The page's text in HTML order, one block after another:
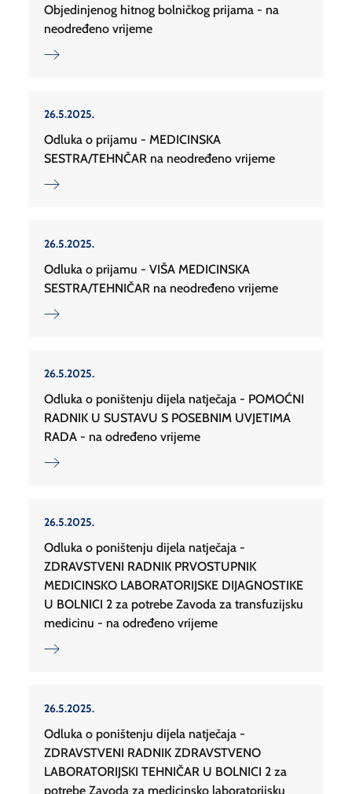
Objedinjenog hitnog bolničkog prijama - na
neodređeno vrijeme
26.5.2025.
Odluka o prijamu - MEDICINSKA
SESTRA/TEHNČAR na neodređeno vrijeme
26.5.2025.
Odluka o prijamu - VIŠA MEDICINSKA
SESTRA/TEHNIČAR na neodređeno vrijeme
26.5.2025.
Odluka o poništenju dijela natječaja - POMOĆNI
RADNIK U SUSTAVU S POSEBNIM UVJETIMA
RADA - na određeno vrijeme
26.5.2025.
Odluka o poništenju dijela natječaja -
ZDRAVSTVENI RADNIK PRVOSTUPNIK
MEDICINSKO LABORATORIJSKE DIJAGNOSTIKE
U BOLNICI 2 za potrebe Zavoda za transfuzijsku
medicinu - na određeno vrijeme
26.5.2025.
Odluka o poništenju dijela natječaja -
ZDRAVSTVENI RADNIK ZDRAVSTVENO
LABORATORIJSKI TEHNIČAR U BOLNICI 2 za
potrebe Zavoda za medicinsko laboratorijsku